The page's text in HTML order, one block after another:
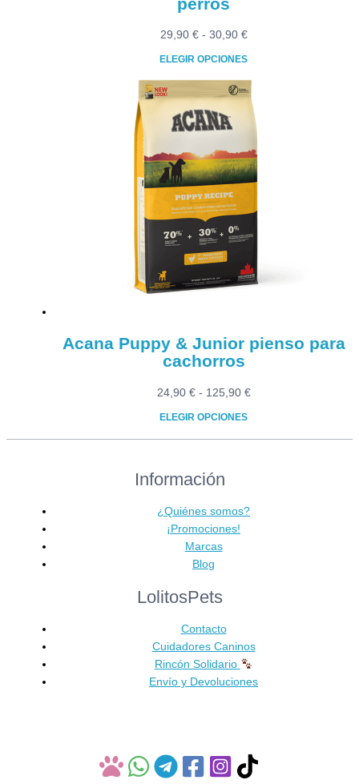
perros
29,90 € - 30,90 €Rango
desde
29,90 €
hasta
ELEGIR OPCIONES
Este
producto
tiene
variantes.
Las
opciones
se
pueden
elegir
en
la
Acana Puppy & Junior pienso para
cachorros
24,90 € - 125,90 €Rango
ELEGIR OPCIONES
Este
tiene
variantes.
Las
opciones
se
elegir
la
página
de
producto
Información
¿Quiénes somos?
¡Promociones!
Marcas
Blog
LolitosPets
Contacto
Cuidadores Caninos
Rincón Solidario
Envío y Devoluciones